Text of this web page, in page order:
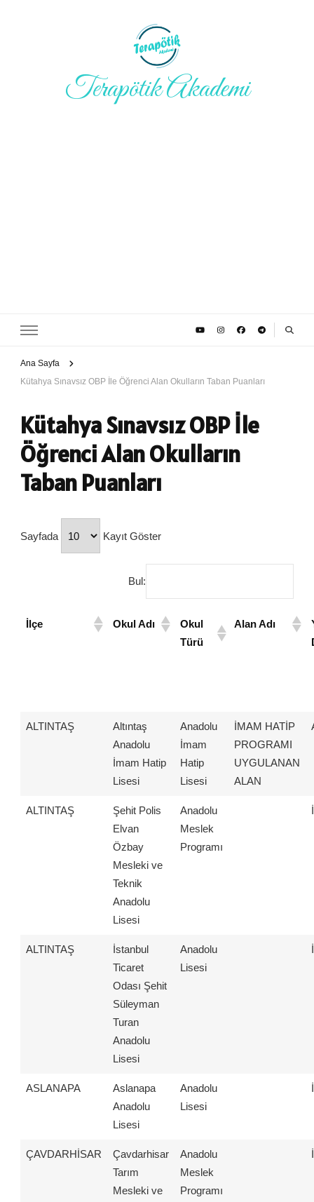
Terapötik Akademi
Ana Sayfa
Kütahya Sınavsız OBP İle Öğrenci Alan Okulların Taban Puanları
Kütahya Sınavsız OBP İle
Öğrenci Alan Okulların
Taban Puanları
Sayfada Kayıt Göster
Bul:
İlçe Okul Adı
Okul
Türü
Alan Adı
ALTINTAŞ
Altıntaş
Anadolu
İmam Hatip
Lisesi
Anadolu
İmam
Hatip
Lisesi
İMAM HATİP
PROGRAMI
UYGULANAN
ALAN
ALTINTAŞ
Şehit Polis
Elvan
Özbay
Mesleki ve
Teknik
Anadolu
Lisesi
Anadolu
Meslek
Programı
ALTINTAŞ
İstanbul
Ticaret
Odası Şehit
Süleyman
Turan
Anadolu
Lisesi
Anadolu
Lisesi
ASLANAPA
Aslanapa
Anadolu
Lisesi
Anadolu
Lisesi
ÇAVDARHİSAR
Çavdarhisar
Tarım
Mesleki ve
Anadolu
Meslek
Programı